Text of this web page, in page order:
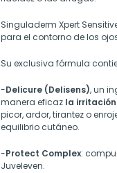
Singuladerm Xpert
para el contorno de los
Su exclusiva fórmula
-Delicure (Delisens), un
manera eficaz la irritación
picor, ardor, tirantez o
equilibrio cutáneo.
-Protect Complex:
Juveleven.